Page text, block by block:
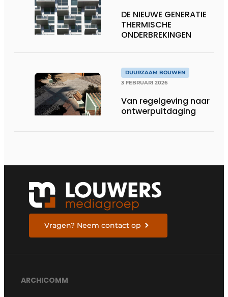
DE NIEUWE GENERATIE
THERMISCHE
ONDERBREKINGEN
DUURZAAM BOUWEN
3 FEBRUARI 2026
Van regelgeving naar
ontwerpuitdaging
Vragen? Neem contact op
ARCHICOMM